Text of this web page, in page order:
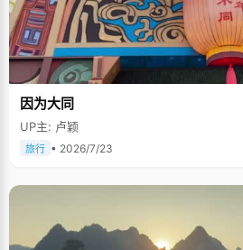
因为大同
UP主: 卢颖
旅行 • 2026/7/23